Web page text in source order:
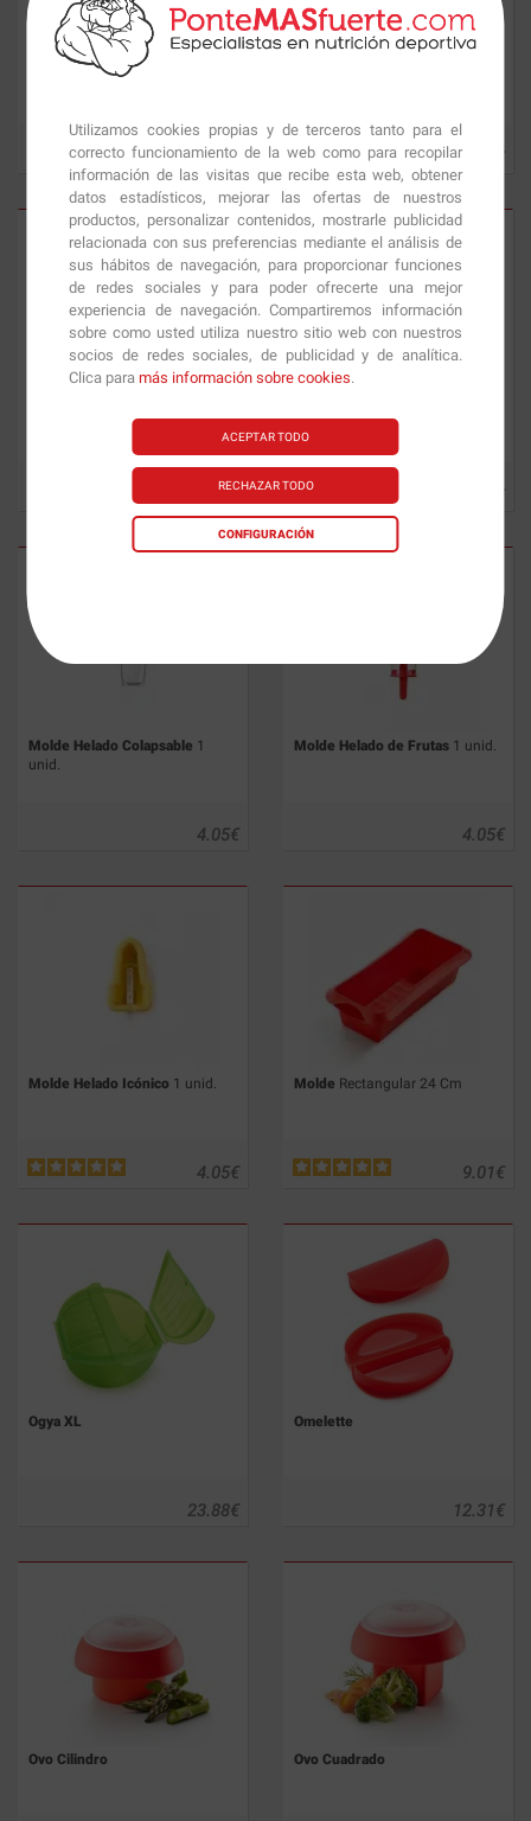
Utilizamos cookies propias y de terceros tanto para el
correcto funcionamiento de la web como para recopilar
información de las visitas que recibe esta web, obtener
datos estadísticos, mejorar las ofertas de nuestros
productos, personalizar contenidos, mostrarle publicidad
relacionada con sus preferencias mediante el análisis de
sus hábitos de navegación, para proporcionar funciones
de redes sociales y para poder ofrecerte una mejor
experiencia de navegación. Compartiremos información
sobre como usted utiliza nuestro sitio web con nuestros
socios de redes sociales, de publicidad y de analítica.
Clica paramás información sobre cookies.
ACEPTAR TODO
RECHAZAR TODO
CONFIGURACIÓN
Tapa extensible:Ø 20 cm
€
8.18 12.31
€
28.84
Molde Helado Colapsable 1
unid.
€
4.05
Molde Helado de Frutas 1 unid.
€
4.05
Molde Helado Icónico 1 unid.
€
4.05
Molde Rectangular 24 Cm
€
9.01
Ogya XL
€
23.88
Omelette
€
12.31
Ovo Cilindro Ovo Cuadrado